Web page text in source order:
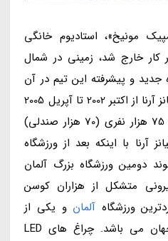
مونیخ»، استادیوم خانگی
از دستور کار خارج شد، زمینی در شمال
جدید و پیشرفته این تیم در آن
ساخته شود. فرایند ساخت آلیانز آرنا از اکتبر 2002 تا آپریل 2005
طول کشید تا شاهد ورزشگاه 75 هزار نفری (70 هزار صندلی)
آرنا با اینکه بعد از ورزشگاه
دومین ورزشگاه بزرگ آلمان
متشکل از هزاران کوسن
ورزشگاه آلمان و یکی از
خاص ترین ورزشگاه های جهان می باشد. چراغ های LED